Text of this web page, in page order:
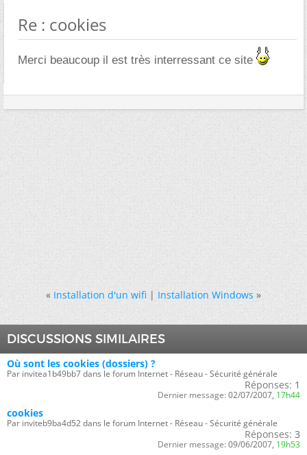
Re : cookies
Merci beaucoup il est très interressant ce site
« Installation d'un wifi|Installation Windows »
DISCUSSIONS SIMILAIRES
Où sont les cookies (dossiers) ?
Par invitea1b49bb7 dans le forum Internet - Réseau - Sécurité générale
Réponses: 1
Dernier message: 02/07/2007, 17h44
cookies
Par inviteb9ba4d52 dans le forum Internet - Réseau - Sécurité générale
Réponses: 3
Dernier message: 09/06/2007, 19h53